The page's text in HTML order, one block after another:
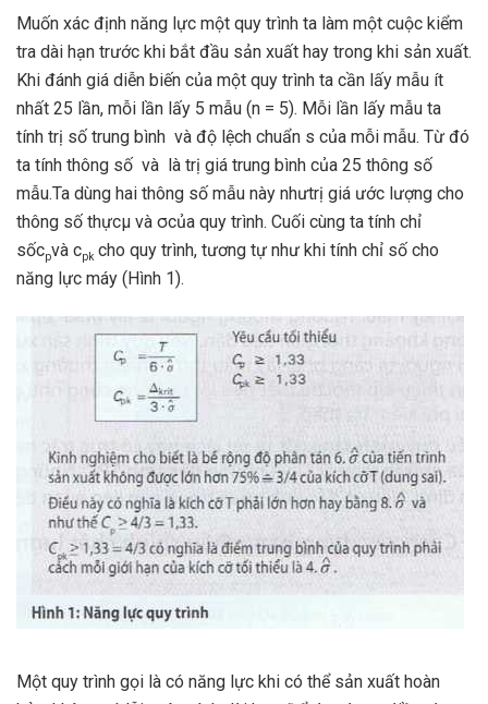
Muốn xác định năng lực một quy trình ta làm một cuộc kiểm
tra dài hạn trước khi bắt đầu sản xuất hay trong khi sản xuất.
Khi đánh giá diễn biến của một quy trình ta cần lấy mẫu ít
nhất 25 lần, mỗi lần lấy 5 mẫu (n = 5). Mỗi lần lấy mẫu ta
tính trị số trung bình và độ lệch chuẩn s của mỗi mẫu. Từ đó
ta tính thông số và là trị giá trung bình của 25 thông số
mẫu.Ta dùng hai thông số mẫu này nhưtrị giá ước lượng cho
thông số thựcµ và σcủa quy trình. Cuối cùng ta tính chỉ
sốcpvà cpk cho quy trình, tương tự như khi tính chỉ số cho
năng lực máy (Hình 1).
Một quy trình gọi là có năng lực khi có thể sản xuất hoàn